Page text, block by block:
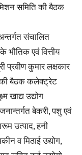
समिति की बैठक
संचालित
एवं वित्तीय
प्रवीण कुमार लक्षकार
की बैठक कलेक्ट्रेट
खाद्य उद्योग
बेकरी, पशु एवं
उत्पाद, हनी
व मिठाई उद्योग,